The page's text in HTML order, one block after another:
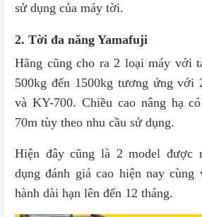
sử dụng của máy tời.
2. Tời đa năng Yamafuji
Hãng cũng cho ra 2 loại máy với
500kg đến 1500kg tương ứng với
và KY-700. Chiều cao nâng hạ
70m tùy theo nhu cầu sử dụng.
Hiện đây cũng là 2 model được
dụng đánh giá cao hiện nay cùng
hành dài hạn lên đến 12 tháng.